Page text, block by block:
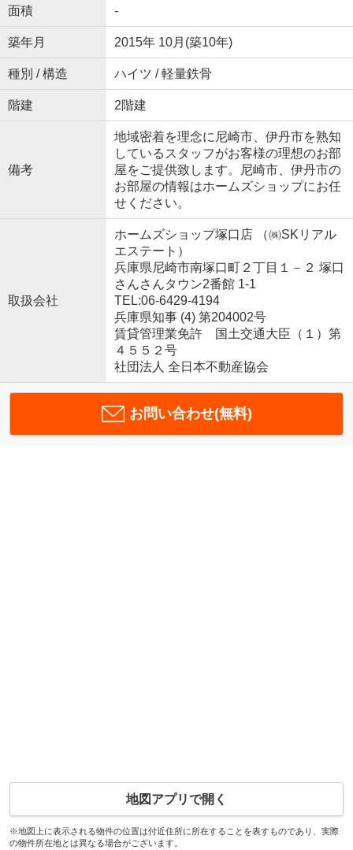
面積 -
築年月 2015年 10月(築10年)
種別 / 構造 ハイツ / 軽量鉄骨
階建 2階建
備考
地域密着を理念に尼崎市、伊丹市を熟知
しているスタッフがお客様の理想のお部
屋をご提供致します。尼崎市、伊丹市の
お部屋の情報はホームズショップにお任
せください。
取扱会社
ホームズショップ塚口店 （㈱SKリアル
エステート）
兵庫県尼崎市南塚口町２丁目１－２ 塚口
さんさんタウン2番館 1-1
TEL:06-6429-4194
兵庫県知事 (4) 第204002号
賃貸管理業免許 国土交通大臣（１）第
４５５２号
社団法人 全日本不動産協会
お問い合わせ(無料)
地図アプリで開く
※地図上に表示される物件の位置は付近住所に所在することを表すものであり、実際
の物件所在地とは異なる場合がございます。